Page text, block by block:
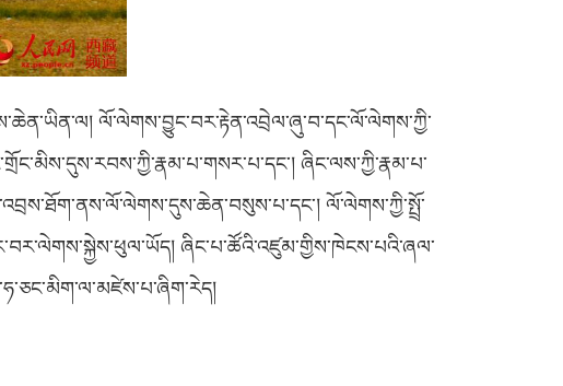
ལོ་ལེགས་བྱུང་བར་རྟེན་འབྲེལ་ཞུ་བ་དང་ལོ་ལེགས་ཀྱི་
ཞིང་ལས་ཀྱི་རྣམ་པ་
ལོ་ལེགས་ཀྱི་སྤྲོ་
ཞིང་པ་ཚོའི་འཛུམ་གྱིས་ཁེངས་པའི་ཞལ་